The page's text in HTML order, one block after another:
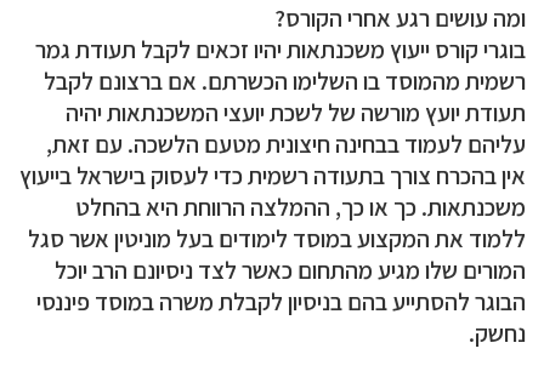
ומה עושים רגע אחרי הקורס?
בוגרי קורס ייעוץ משכנתאות יהיו זכאים לקבל תעודת גמר
רשמית מהמוסד בו השלימו הכשרתם. אם ברצונם לקבל
תעודת יועץ מורשה של לשכת יועצי המשכנתאות יהיה
עליהם לעמוד בבחינה חיצונית מטעם הלשכה. עם זאת,
אין בהכרח צורך בתעודה רשמית כדי לעסוק בישראל בייעוץ
משכנתאות. כך או כך, ההמלצה הרווחת היא בהחלט
ללמוד את המקצוע במוסד לימודים בעל מוניטין אשר סגל
המורים שלו מגיע מהתחום כאשר לצד ניסיונם הרב יוכל
הבוגר להסתייע בהם בניסיון לקבלת משרה במוסד פיננסי
נחשק.